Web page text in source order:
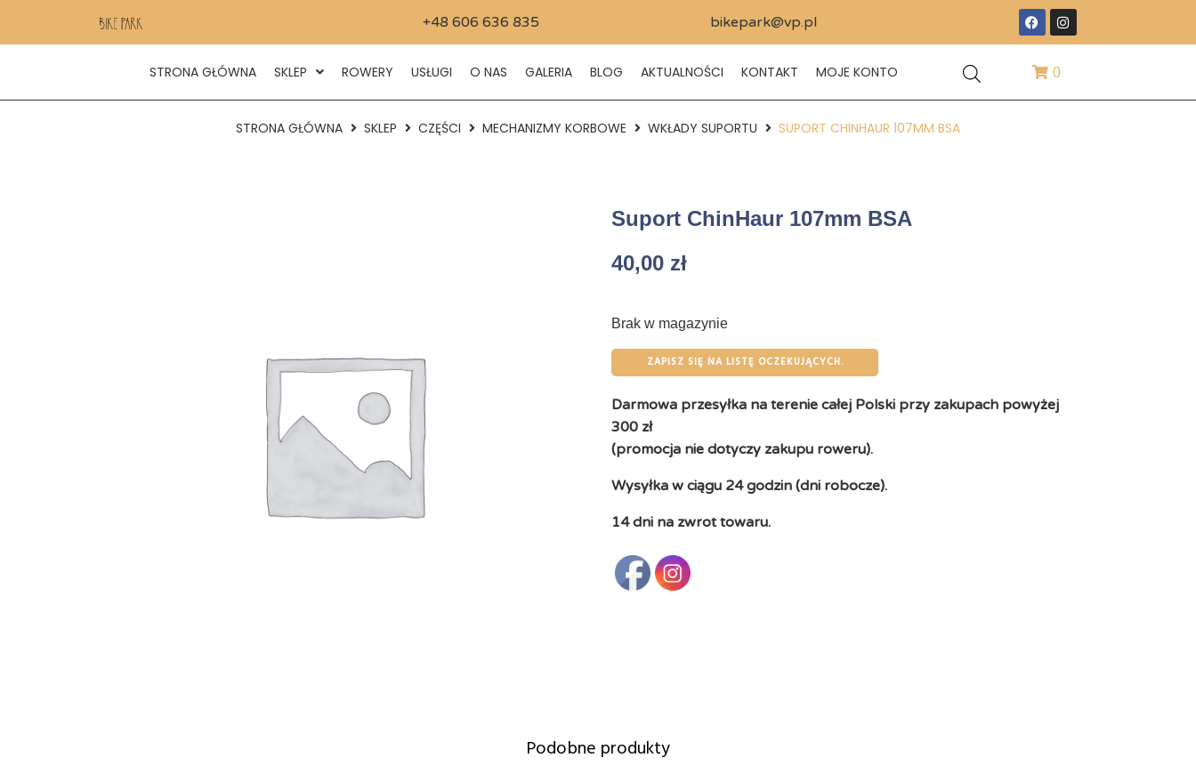
+48 606 636 835 bikepark@vp.pl
STRONA GŁÓWNA SKLEP ROWERY USŁUGI O NAS GALERIA BLOG AKTUALNOŚCI KONTAKT MOJE KONTO 0
STRONA GŁÓWNA SKLEP CZĘŚCI MECHANIZMY KORBOWE WKŁADY SUPORTU SUPORT CHINHAUR 107MM BSA
Suport ChinHaur 107mm BSA
40,00 zł
Brak w magazynie
ZAPISZ SIĘ NA LISTĘ OCZEKUJĄCYCH.
Darmowa przesyłka na terenie całej Polski przy zakupach powyżej
300 zł
(promocja nie dotyczy zakupu roweru).
Wysyłka w ciągu 24 godzin (dni robocze).
14 dni na zwrot towaru.
Podobne produkty